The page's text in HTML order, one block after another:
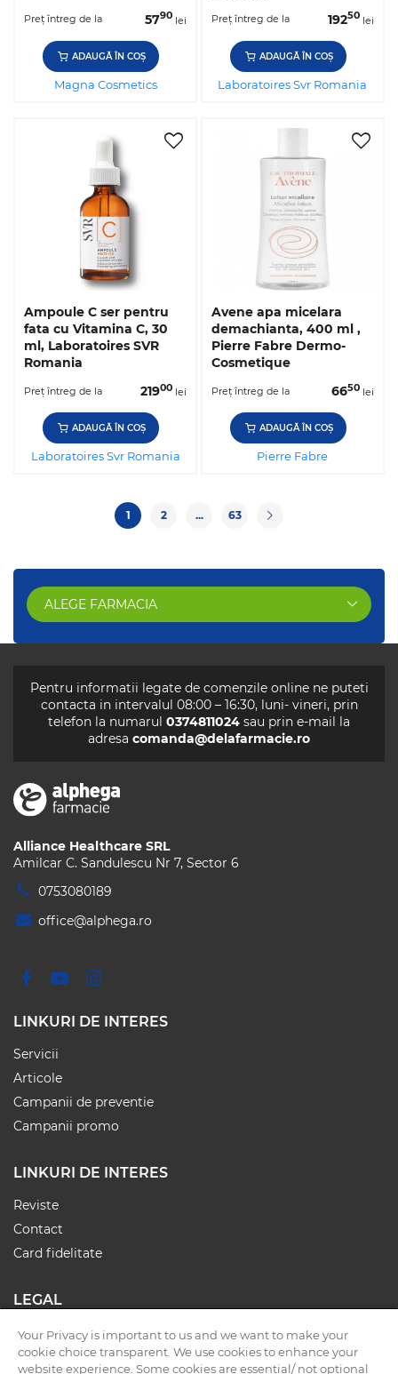
Preț întreg de la 5790 lei
ADAUGĂ ÎN COȘ
Magna Cosmetics
Preț întreg de la 19250 lei
ADAUGĂ ÎN COȘ
Laboratoires Svr Romania
Ampoule C ser pentru
fata cu Vitamina C, 30
ml, Laboratoires SVR
Romania
Preț întreg de la 21900 lei
ADAUGĂ ÎN COȘ
Laboratoires Svr Romania
Avene apa micelara
demachianta, 400 ml ,
Pierre Fabre Dermo-
Cosmetique
Preț întreg de la 6650 lei
ADAUGĂ ÎN COȘ
Pierre Fabre
1 2 ... 63
ALEGE FARMACIA
Pentru informatii legate de comenzile online ne puteti
contacta in intervalul 08:00 – 16:30, luni- vineri, prin
telefon la numarul 0374811024 sau prin e-mail la
adresa comanda@delafarmacie.ro
Alliance Healthcare SRL
Amilcar C. Sandulescu Nr 7, Sector 6
0753080189
office@alphega.ro
LINKURI DE INTERES
Servicii
Articole
Campanii de preventie
Campanii promo
LINKURI DE INTERES
Reviste
Contact
Card fidelitate
LEGAL
Termeni și condiții
Politica cookies
Your Privacy is important to us and we want to make your
cookie choice transparent. We use cookies to enhance your
website experience. Some cookies are essential/ not optional